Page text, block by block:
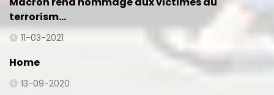
terrorism…
11-03-2021
Home
13-09-2020